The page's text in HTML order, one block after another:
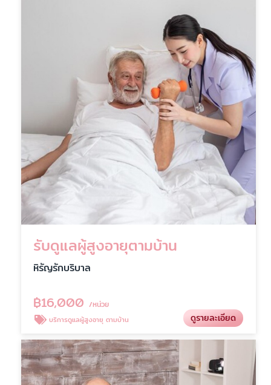
รับดูแลผู้สูงอายุตามบ้าน
หิรัญรักบริบาล
฿16,000 /หน่วย
บริการดูแลผู้สูงอายุ ตามบ้าน ดูรายละเอียด